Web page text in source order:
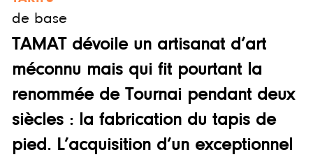
de base
TAMAT dévoile un artisanat d’art
méconnu mais qui fit pourtant la
renommée de Tournai pendant deux
siècles : la fabrication du tapis de
pied. L’acquisition d’un exceptionnel